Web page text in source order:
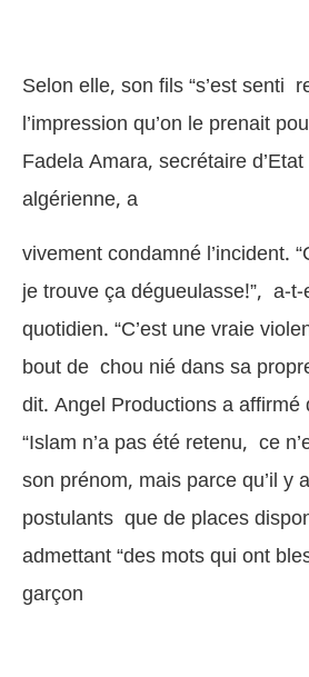
Selon elle, son fils “s’est senti
l’impression qu’on le prenait
Fadela Amara, secrétaire
algérienne, a
vivement condamné l’incident.
je trouve ça dégueulasse!”, a-
quotidien. “C’est une vraie
bout de chou nié dans sa
dit. Angel Productions a
“Islam n’a pas été retenu, ce
son prénom, mais parce qu’il y
postulants que de places
admettant “des mots qui ont
garçon